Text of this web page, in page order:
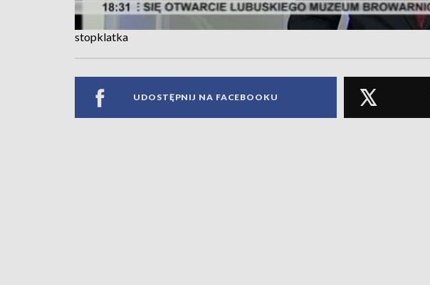
stopklatka
UDOSTĘPNIJ NA FACEBOOKU